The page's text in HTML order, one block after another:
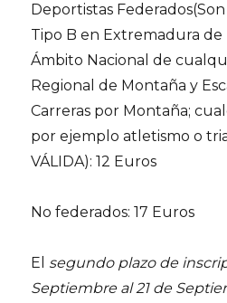
Deportistas
Tipo B en Extremadura de
Ámbito Nacional de
Regional de Montaña y
Carreras por Montaña;
por ejemplo atletismo o
VÁLIDA): 12 Euros
No federados: 17 Euros
El segundo plazo de
Septiembre al 21 de